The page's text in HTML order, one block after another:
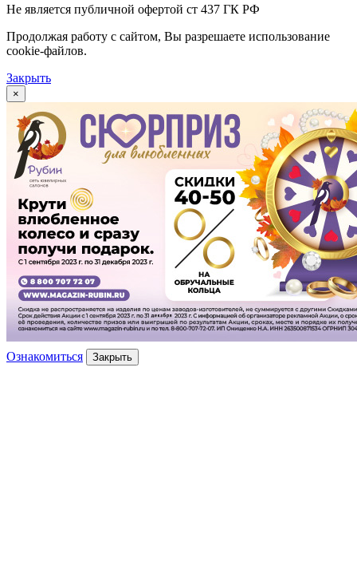
Не является публичной офертой ст 437 ГК РФ
Продолжая работу с сайтом, Вы разрешаете использование
cookie-файлов.
Закрыть
×
Ознакомиться Закрыть